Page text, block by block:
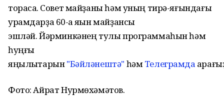
торасаҡ. Совет майҙаны һәм уның тирә-яғындағы
урамдарҙа 60-ҡа яҡын майҙансыҡ
эшләй. Йәрминкәнең тулы программаһын һәм
һуңғы
яңылыҡтарын"Бәйләнештә" һәмТелеграмда
Фото: Айрат Нурмөхәмәтов.